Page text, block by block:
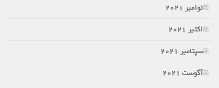
نوامبر 2021
اکتبر 2021
سپتامبر 2021
آگوست 2021